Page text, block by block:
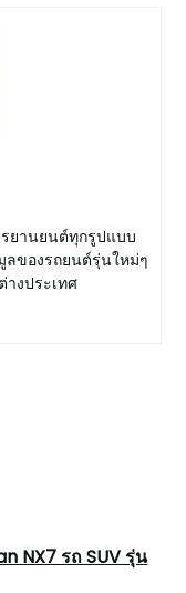
ยานยนต์ทุกรูปแบบ
ของรถยนต์รุ่นใหม่ๆ
างประเทศ
NX7 รถ SUV รุ่น